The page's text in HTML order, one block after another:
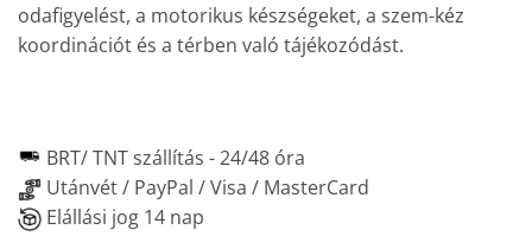
odafigyelést, a motorikus készségeket, a szem-kéz
koordinációt és a térben való tájékozódást.
BRT/ TNT szállítás -24/48 óra
Utánvét / PayPal / Visa / MasterCard
Elállási jog 14 nap